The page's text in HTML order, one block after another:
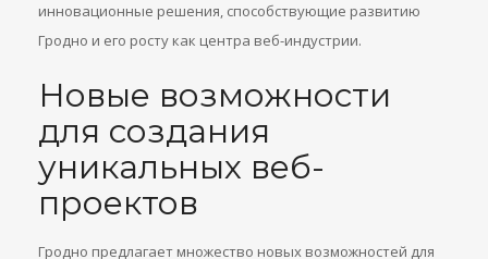
инновационные решения, способствующие развитию
Гродно и его росту как центра веб-индустрии.
Новые возможности
для создания
уникальных веб-
проектов
Гродно предлагает множество новых возможностей для